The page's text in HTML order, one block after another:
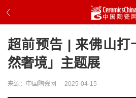
超前预告 | 来佛山打
然奢境」主题展
来源：中国陶瓷网 2025-04-15